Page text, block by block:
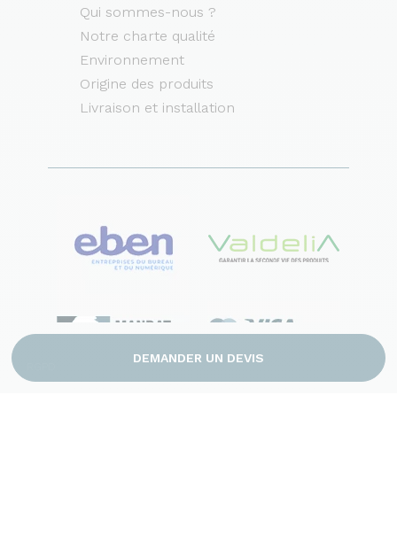
DEMANDER UN DEVIS
Qui sommes-nous ?
Notre charte qualité
Environnement
Origine des produits
Livraison et installation